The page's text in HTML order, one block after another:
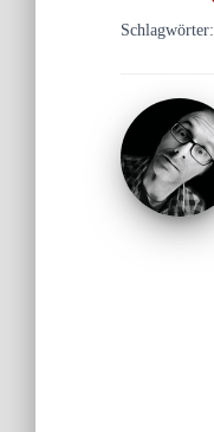
Schlagwörter: